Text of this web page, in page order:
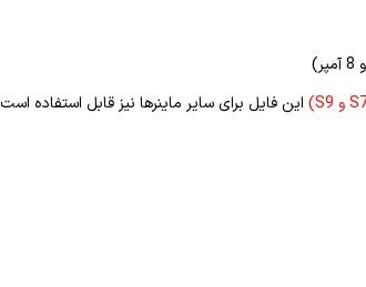
این فایل برای سایر ماینرها نیز قابل استفاده است